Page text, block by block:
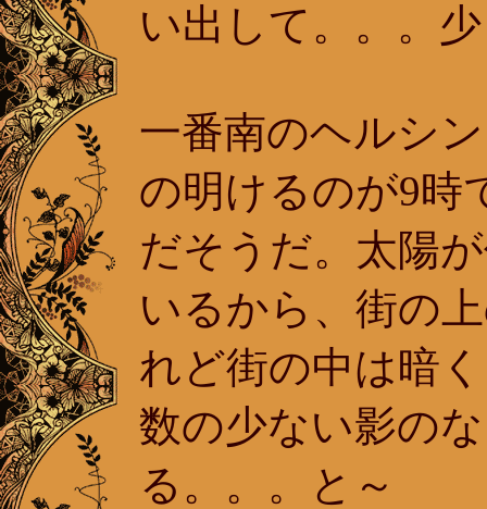
い出して。。。
一番南のヘルシ
の明けるのが9時
だそうだ。太陽
いるから、街の
れど街の中は暗
数の少ない影の
る。。。と～